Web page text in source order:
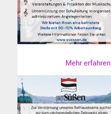
Mehr erfahren